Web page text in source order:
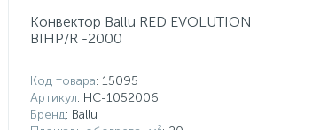
Конвектор Ballu RED EVOLUTION
BIHP/R -2000
Код товара: 15095
Артикул: НС-1052006
Бренд: Ballu